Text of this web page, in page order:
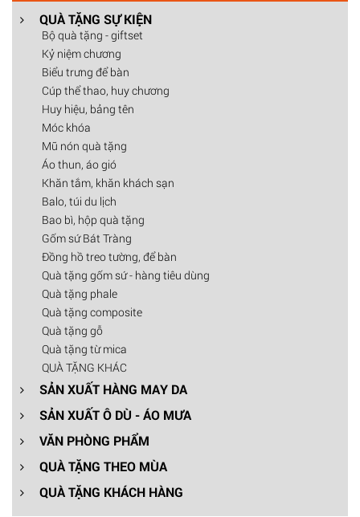
QUÀ TẶNG SỰ KIỆN
Bộ quà tặng - giftset
Kỷ niệm chương
Biểu trưng để bàn
Cúp thể thao, huy chương
Huy hiệu, bảng tên
Móc khóa
Mũ nón quà tặng
Áo thun, áo gió
Khăn tắm, khăn khách sạn
Balo, túi du lịch
Bao bì, hộp quà tặng
Gốm sứ Bát Tràng
Đồng hồ treo tường, để bàn
Quà tặng gốm sứ - hàng tiêu dùng
Quà tặng phale
Quà tặng composite
Quà tặng gỗ
Quà tặng từ mica
QUÀ TẶNG KHÁC
SẢN XUẤT HÀNG MAY DA
SẢN XUẤT Ô DÙ - ÁO MƯA
VĂN PHÒNG PHẨM
QUÀ TẶNG THEO MÙA
QUÀ TẶNG KHÁCH HÀNG